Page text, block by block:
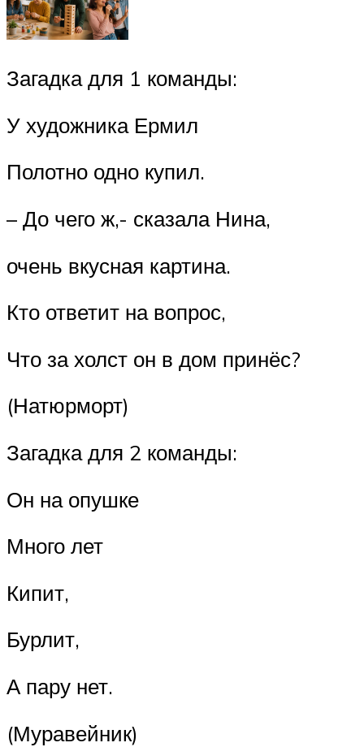
Загадка для 1 команды:
У художника Ермил
Полотно одно купил.
– До чего ж,- сказала Нина,
очень вкусная картина.
Кто ответит на вопрос,
Что за холст он в дом принёс?
(Натюрморт)
Загадка для 2 команды:
Он на опушке
Много лет
Кипит,
Бурлит,
А пару нет.
(Муравейник)